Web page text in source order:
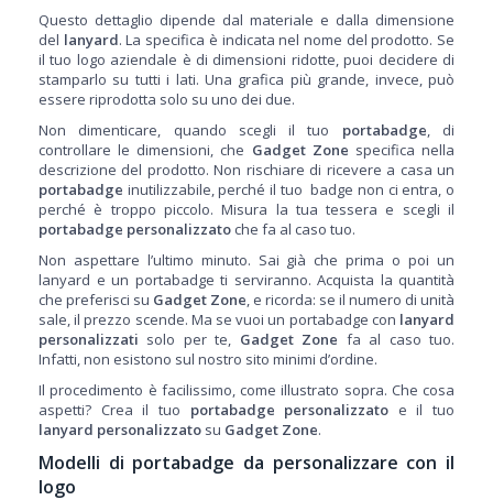
Questo dettaglio dipende dal materiale e dalla dimensione
del lanyard. La specifica è indicata nel nome del prodotto. Se
il tuo logo aziendale è di dimensioni ridotte, puoi decidere di
stamparlo su tutti i lati. Una grafica più grande, invece, può
essere riprodotta solo su uno dei due.
Non dimenticare, quando scegli il tuo portabadge, di
controllare le dimensioni, che Gadget Zone specifica nella
descrizione del prodotto.Non rischiare di ricevere a casa un
portabadge inutilizzabile, perché il tuo badge non ci entra, o
perché è troppo piccolo. Misura la tua tessera e scegli il
portabadge personalizzato che fa al caso tuo.
Non aspettare l’ultimo minuto. Sai già che prima o poi un
lanyard e un portabadge ti serviranno. Acquista la quantità
che preferisci su Gadget Zone, e ricorda: se il numero di unità
sale, il prezzo scende. Ma se vuoi un portabadge con lanyard
personalizzati solo per te, Gadget Zone fa al caso tuo.
Infatti, non esistono sul nostro sito minimi d’ordine.
Il procedimento è facilissimo, come illustrato sopra. Che cosa
aspetti? Crea il tuo portabadge personalizzato e il tuo
lanyard personalizzato su Gadget Zone.
Modelli di portabadge da personalizzare con il
logo